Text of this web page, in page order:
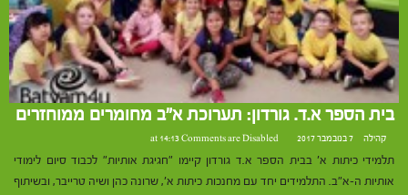
בית הספר א.ד. גורדון: תערוכת א"ב מחומרים ממוחזרים
קהילה 7 בנובמבר 2017 at 14:13 Comments are Disabled
תלמידי כיתות א' בבית הספר א.ד גורדון קיימו "חגיגת אותיות" לכבוד סיום לימודי
אותיות ה-א"ב. התלמידים יחד עם מחנכות כיתות א', שרונה כהן ושיה טרייבר, ובשיתוף